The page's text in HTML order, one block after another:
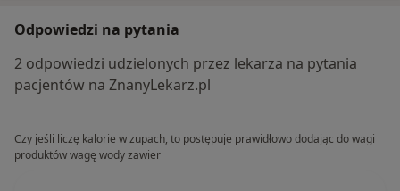
Odpowiedzi na pytania
2 odpowiedzi udzielonych przez lekarza na pytania
pacjentów na ZnanyLekarz.pl
Czy jeśli liczę kalorie w zupach, to postępuje prawidłowo dodając do wagi
produktów wagę wody zawier